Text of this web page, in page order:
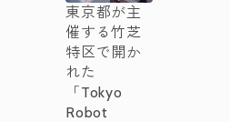
東京都が主
催する竹芝
特区で開か
れた
「Tokyo
Robot